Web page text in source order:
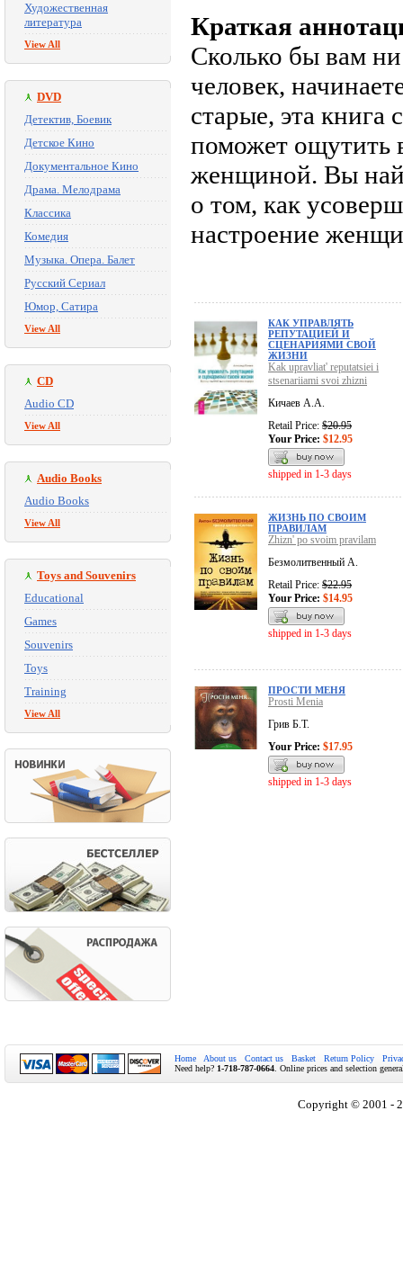
Художественная
литература
View All
DVD
Детектив, Боевик
Детское Кино
Документальное Кино
Драма. Мелодрама
Классика
Комедия
Музыка. Опера. Балет
Русский Сериал
Юмор, Сатира
View All
CD
Audio CD
View All
Audio Books
Audio Books
View All
Toys and Souvenirs
Educational
Games
Souvenirs
Toys
Training
View All
Краткая
Сколько бы вам
человек,
старые, эта книга
поможет ощутить
женщиной. Вы
о том, как
настроение
КАК УПРАВЛЯТЬ
РЕПУТАЦИЕЙ И
СЦЕНАРИЯМИ СВОЙ
ЖИЗНИ
Kak upravliat' reputatsiei i
stsenariiami svoi zhizni
Кичаев А.А.
Retail Price: $20.95
Your Price: $12.95
shipped in 1-3 days
ЖИЗНЬ ПО СВОИМ
ПРАВИЛАМ
Zhizn' po svoim pravilam
Безмолитвенный А.
Retail Price: $22.95
Your Price: $14.95
shipped in 1-3 days
ПРОСТИ МЕНЯ
Prosti Menia
Грив Б.Т.
Your Price: $17.95
shipped in 1-3 days
Home About us Contact us Basket Return Policy
Need help? 1-718-787-0664 . Online prices and selection
Copyright © 2001 -